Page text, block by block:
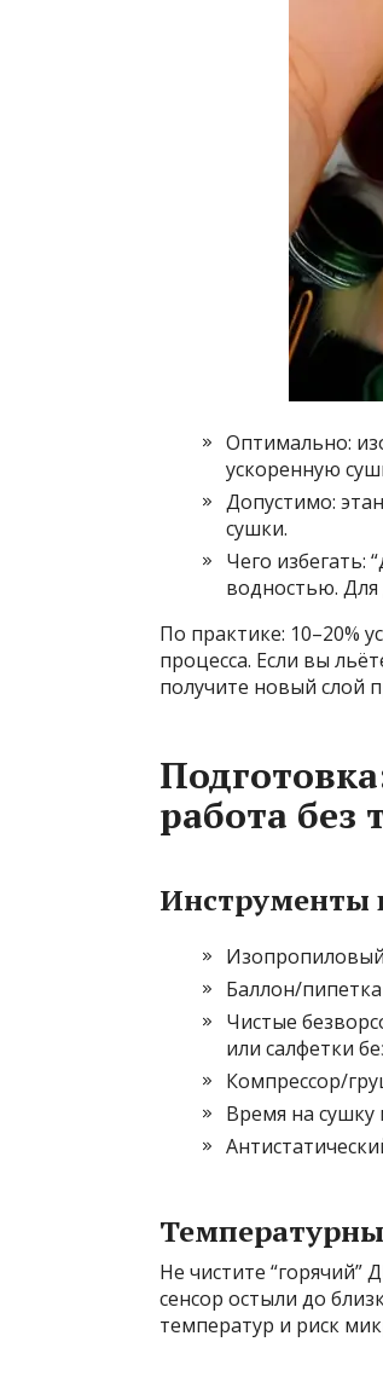
Оптимально:
ускоренную
Допустимо:
сушки.
Чего избегать:
водностью.
По практике: 10–20%
процесса. Если вы
получите новый слой
работа без
Инструменты
Изопропиловый
Баллон/
Чистые
или салфетки
Компрессор/
Время на сушку
Не чистите
сенсор остыли до
температур и риск